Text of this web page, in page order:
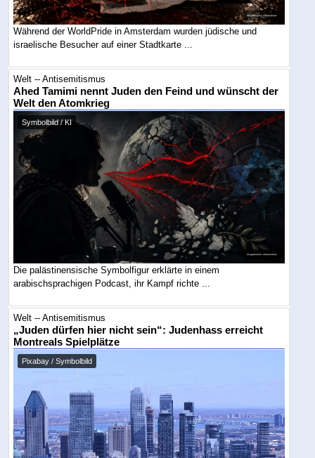
Während der WorldPride in Amsterdam wurden jüdische und
israelische Besucher auf einer Stadtkarte ...
Welt -- Antisemitismus
Ahed Tamimi nennt Juden den Feind und wünscht der
Welt den Atomkrieg
Symbolbild / KI
Die palästinensische Symbolfigur erklärte in einem
arabischsprachigen Podcast, ihr Kampf richte ...
Welt -- Antisemitismus
„Juden dürfen hier nicht sein“: Judenhass erreicht
Montreals Spielplätze
Pixabay / Symbolbild